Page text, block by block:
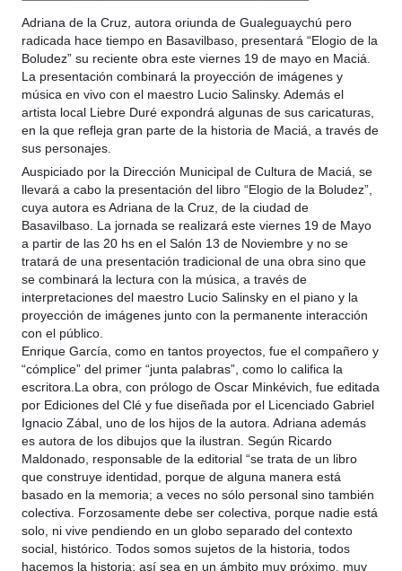
Adriana de la Cruz, autora oriunda de Gualeguaychú pero
radicada hace tiempo en Basavilbaso, presentará “Elogio de la
Boludez” su reciente obra este viernes 19 de mayo en Maciá.
La presentación combinará la proyección de imágenes y
música en vivo con el maestro Lucio Salinsky. Además el
artista local Liebre Duré expondrá algunas de sus caricaturas,
en la que refleja gran parte de la historia de Maciá, a través de
sus personajes.
Auspiciado por la Dirección Municipal de Cultura de Maciá, se
llevará a cabo la presentación del libro “Elogio de la Boludez”,
cuya autora es Adriana de la Cruz, de la ciudad de
Basavilbaso. La jornada se realizará este viernes 19 de Mayo
a partir de las 20 hs en el Salón 13 de Noviembre y no se
tratará de una presentación tradicional de una obra sino que
se combinará la lectura con la música, a través de
interpretaciones del maestro Lucio Salinsky en el piano y la
proyección de imágenes junto con la permanente interacción
con el público.
Enrique García, como en tantos proyectos, fue el compañero y
“cómplice” del primer “junta palabras”, como lo califica la
escritora.La obra, con prólogo de Oscar Minkévich, fue editada
por Ediciones del Clé y fue diseñada por el Licenciado Gabriel
Ignacio Zábal, uno de los hijos de la autora. Adriana además
es autora de los dibujos que la ilustran. Según Ricardo
Maldonado, responsable de la editorial “se trata de un libro
que construye identidad, porque de alguna manera está
basado en la memoria; a veces no sólo personal sino también
colectiva. Forzosamente debe ser colectiva, porque nadie está
solo, ni vive pendiendo en un globo separado del contexto
social, histórico. Todos somos sujetos de la historia, todos
hacemos la historia; así sea en un ámbito muy próximo, muy